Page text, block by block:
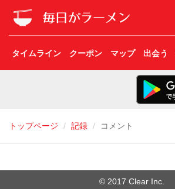
タイムライン クーポン マップ 出会う
トップページ 記録 コメント
© 2017 Clear Inc.